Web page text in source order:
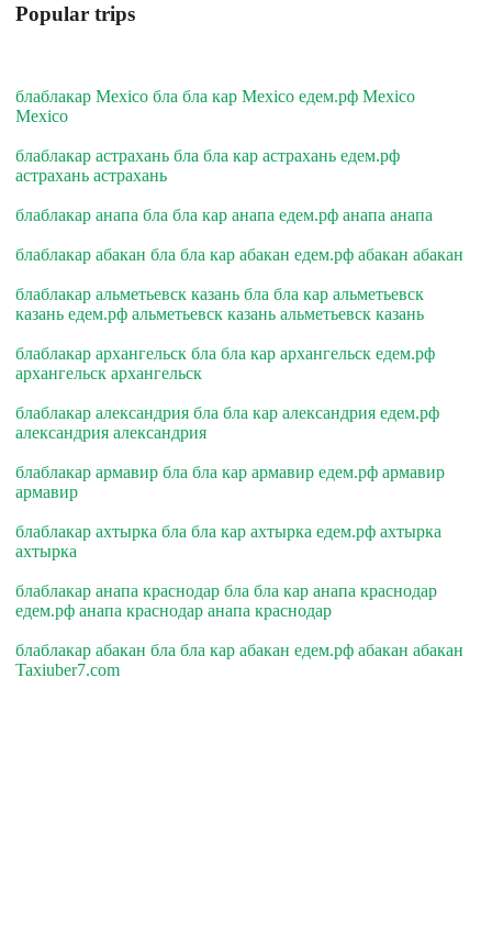
Popular trips
блаблакар Mexico бла бла кар Mexico едем.рф Mexico
Mexico
блаблакар астрахань бла бла кар астрахань едем.рф
астрахань астрахань
блаблакар анапа бла бла кар анапа едем.рф анапа анапа
блаблакар абакан бла бла кар абакан едем.рф абакан абакан
блаблакар альметьевск казань бла бла кар альметьевск
казань едем.рф альметьевск казань альметьевск казань
блаблакар архангельск бла бла кар архангельск едем.рф
архангельск архангельск
блаблакар александрия бла бла кар александрия едем.рф
александрия александрия
блаблакар армавир бла бла кар армавир едем.рф армавир
армавир
блаблакар ахтырка бла бла кар ахтырка едем.рф ахтырка
ахтырка
блаблакар анапа краснодар бла бла кар анапа краснодар
едем.рф анапа краснодар анапа краснодар
блаблакар абакан бла бла кар абакан едем.рф абакан абакан
Taxiuber7.com